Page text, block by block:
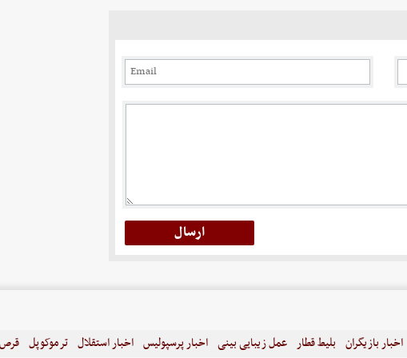
اخبار بازیگران بلیط قطار عمل زیبایی بینی اخبار پرسپولیس اخبار استقلال ترموکوپل قرص